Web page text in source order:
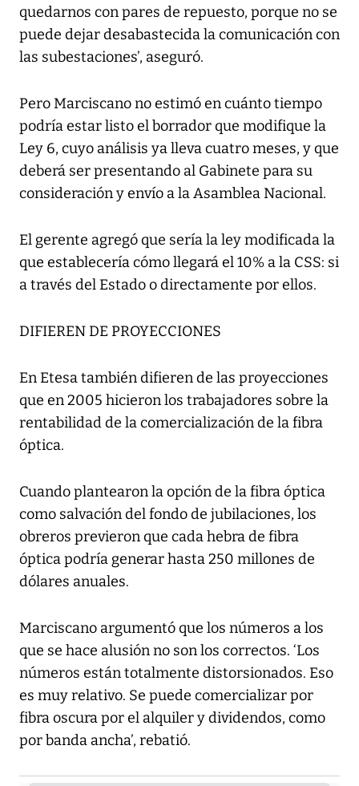
quedarnos con pares de repuesto, porque no se
puede dejar desabastecida la comunicación con
las subestaciones’, aseguró.
Pero Marciscano no estimó en cuánto tiempo
podría estar listo el borrador que modifique la
Ley 6, cuyo análisis ya lleva cuatro meses, y que
deberá ser presentando al Gabinete para su
consideración y envío a la Asamblea Nacional.
El gerente agregó que sería la ley modificada la
que establecería cómo llegará el 10% a la CSS: si
a través del Estado o directamente por ellos.
DIFIEREN DE PROYECCIONES
En Etesa también difieren de las proyecciones
que en 2005 hicieron los trabajadores sobre la
rentabilidad de la comercialización de la fibra
óptica.
Cuando plantearon la opción de la fibra óptica
como salvación del fondo de jubilaciones, los
obreros previeron que cada hebra de fibra
óptica podría generar hasta 250 millones de
dólares anuales.
Marciscano argumentó que los números a los
que se hace alusión no son los correctos. ‘Los
números están totalmente distorsionados. Eso
es muy relativo. Se puede comercializar por
fibra oscura por el alquiler y dividendos, como
por banda ancha’, rebatió.